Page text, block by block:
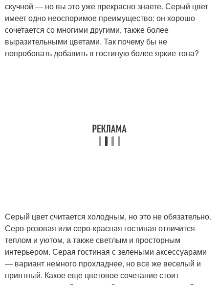
скучной — но вы это уже прекрасно знаете. Серый цвет
имеет одно неоспоримое преимущество: он хорошо
сочетается со многими другими, также более
выразительными цветами. Так почему бы не
попробовать добавить в гостиную более яркие тона?
Серый цвет считается холодным, но это не обязательно.
Серо-розовая или серо-красная гостиная отличится
теплом и уютом, а также светлым и просторным
интерьером. Серая гостиная с зелеными аксессуарами
— вариант немного прохладнее, но все же веселый и
приятный. Какое еще цветовое сочетание стоит